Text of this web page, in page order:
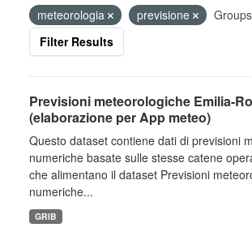
meteorologia
previsione
Filter Results
Previsioni meteorologiche Emilia-
(elaborazione per App meteo)
Questo dataset contiene dati di previsioni
numeriche basate sulle stesse catene
che alimentano il dataset Previsioni
numeriche...
GRIB